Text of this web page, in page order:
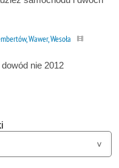
Wawer, Wesoła
nie 2012